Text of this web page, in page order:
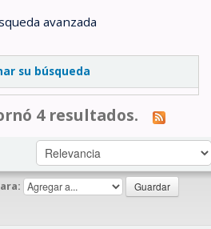
avanzada
su búsqueda
4 resultados.